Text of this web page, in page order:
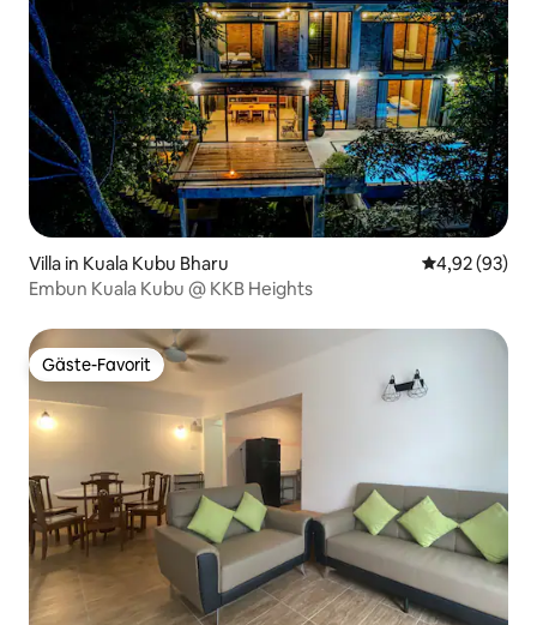
Villa in Kuala Kubu Bharu
4,92 (93)
Embun Kuala Kubu @ KKB Heights
Gäste-Favorit
Gäste-Favorit